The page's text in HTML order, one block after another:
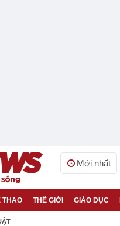
Mới nhất
THAO THẾ GIỚI GIÁO DỤC